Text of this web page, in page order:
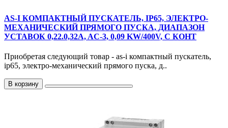
AS-I КОМПАКТНЫЙ ПУСКАТЕЛЬ, IP65, ЭЛЕКТРО-
МЕХАНИЧЕСКИЙ ПРЯМОГО ПУСКА, ДИАПАЗОН
УСТАВОК 0,22.0,32A, AC-3, 0,09 KW/400V, С КОНТ
Приобретая следующий товар - as-i компактный пускатель,
ip65, электро-механический прямого пуска, д..
В корзину